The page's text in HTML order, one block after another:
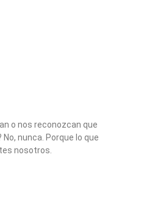
o nos reconozcan que
nunca. Porque lo que
nosotros.